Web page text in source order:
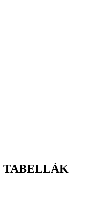
TABELLÁK